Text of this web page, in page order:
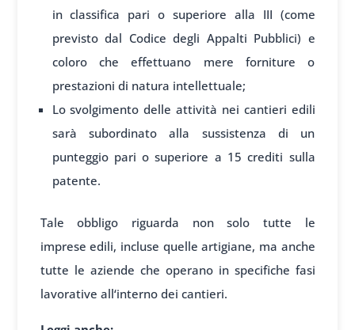
in classifica pari o superiore alla III (come
previsto dal Codice degli Appalti Pubblici) e
coloro che effettuano mere forniture o
prestazioni di natura intellettuale;
Lo svolgimento delle attività nei cantieri edili
sarà subordinato alla sussistenza di un
punteggio pari o superiore a 15 crediti sulla
patente.
Tale obbligo riguarda nonsolo tutte le
imprese edili, incluse quelle artigiane, ma anche
tutte le aziende che operano in specifiche fasi
lavorative all‘interno dei cantieri.